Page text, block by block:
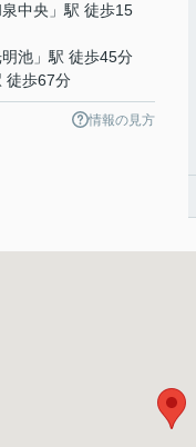
中央 」駅 徒歩15
池 」駅 徒歩45分
徒歩67分
情報の見方